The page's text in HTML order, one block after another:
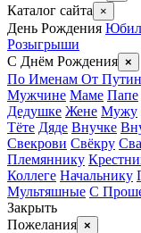
Каталог сайта ×
День Рождения
Розыгрыши
С Днём Рождения ×
По Именам От
Мужчине Маме Папе
Дедушке Жене Мужу
Тёте Дяде Внучке
Свекрови Свёкру
Племяннику
Коллеге Начальнику
Мультяшные С
Закрыть
Пожелания ×